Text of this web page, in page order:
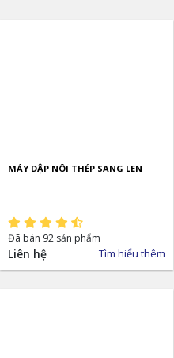
MÁY DẬP NÔI THÉP SANG LEN
Đã bán 92 sản phẩm
Liên hệ Tìm hiểu thêm